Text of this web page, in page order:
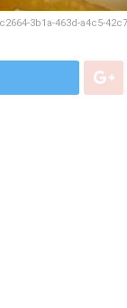
3b1a-463d-a4c5-